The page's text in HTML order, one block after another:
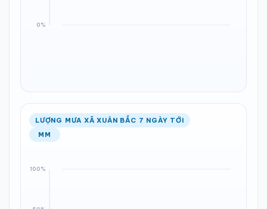
LƯỢNG MƯA XÃ XUÂN BẮC 7 NGÀY TỚI
MM